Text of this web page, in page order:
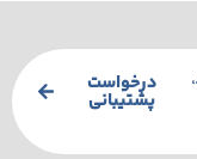
درخواست
پشتیبانی